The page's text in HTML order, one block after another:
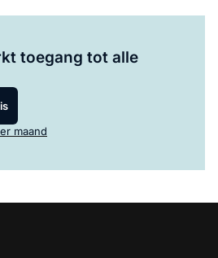
toegang tot alle
maand